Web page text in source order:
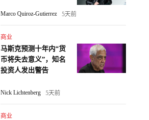
Marco Quiroz-Gutierrez 5天前
商业
马斯克预测十年内“货
币将失去意义”，知名
投资人发出警告
Nick Lichtenberg 5天前
商业